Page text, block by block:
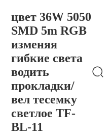
цвет 36W 5050
SMD 5m RGB
изменяя
гибкие света
водить
прокладки/
вел тесемку
светлое TF-
BL-11
5050 SMD 5m RGB Изменяя Гибкие С
5m RGB изменяя
прокладки/вел
BL-11